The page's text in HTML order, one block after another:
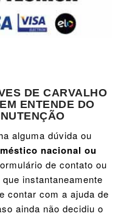
DE CARVALHO
ENTENDE DO
alguma dúvida ou
nacional ou
de contato ou
instantaneamente
contar com a ajuda de
ainda não decidiu o